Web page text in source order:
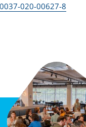
020-00627-8